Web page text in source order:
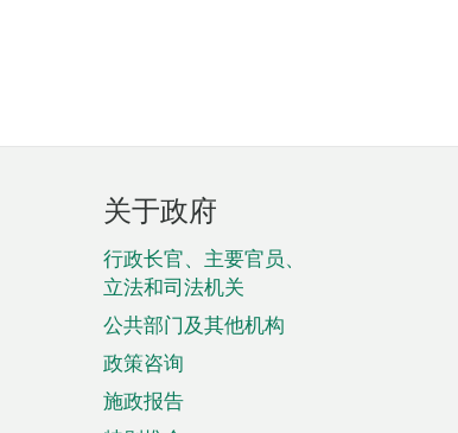
页
脚
菜
单
关于政府
行政长官、主要官员、
立法和司法机关
公共部门及其他机构
政策咨询
施政报告